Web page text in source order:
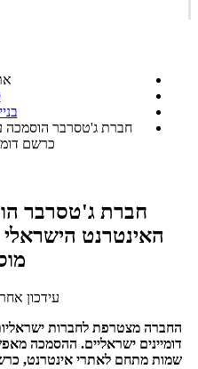
חברת ג'טסרבר הוסמכה
כרשם
חברת ג'טסרבר
האינטרנט הישראלי
עידכון אחרון ב-01
החברה מצטרפת לחברות
דומיינים ישראליים. ההסמכה
שמות מתחם לאתרי אינטרנט,